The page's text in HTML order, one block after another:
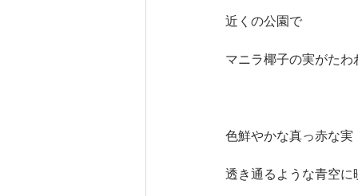
近くの公園で
マニラ椰子の実がたわ
色鮮やかな真っ赤な実
透き通るような青空に